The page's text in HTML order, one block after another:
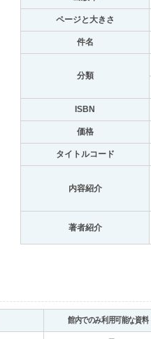
ページと大きさ
件名
分類
ISBN
価格
タイトルコード
内容紹介
著者紹介
館内でのみ利用可能な資料